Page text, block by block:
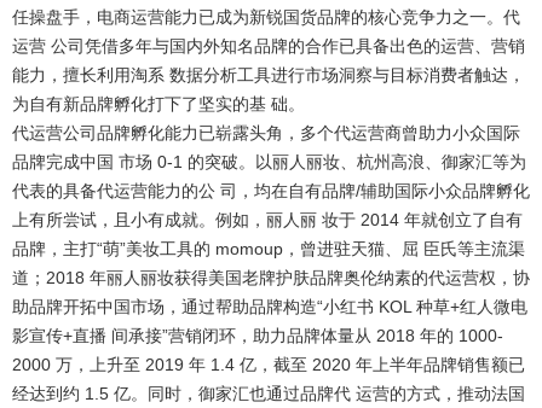
任操盘手，电商运营能力已成为新锐国货品牌的核心竞争力之一。代
运营 公司凭借多年与国内外知名品牌的合作已具备出色的运营、营销
能力，擅长利用淘系 数据分析工具进行市场洞察与目标消费者触达，
为自有新品牌孵化打下了坚实的基 础。
代运营公司品牌孵化能力已崭露头角，多个代运营商曾助力小众国际
品牌完成中国 市场 0-1 的突破。
以丽人丽妆、杭州高浪、御家汇等为
代表的具备代运营能力的公 司，均在自有品牌/辅助国际小众品牌孵化
上有所尝试，且小有成就。例如，丽人丽 妆于 2014 年就创立了自有
品牌，主打“萌”美妆工具的 momoup，曾进驻天猫、屈 臣氏等主流渠
道；2018 年丽人丽妆获得美国老牌护肤品牌奥伦纳素的代运营权，协
助品牌开拓中国市场，通过帮助品牌构造“小红书 KOL 种草+红人微电
影宣传+直播 间承接”营销闭环，助力品牌体量从 2018 年的 1000-
2000 万，上升至 2019 年 1.4 亿，截至 2020 年上半年品牌销售额已
经达到约 1.5 亿。同时，御家汇也通过品牌代 运营的方式，推动法国